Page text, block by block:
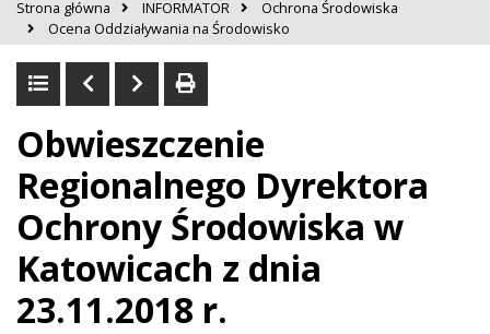
Strona główna INFORMATOR
Ochrona Środowiska
Ocena Oddziaływania na Środowisko
Obwieszczenie
Regionalnego Dyrektora
Ochrony Środowiska w
Katowicach z dnia
23.11.2018 r.